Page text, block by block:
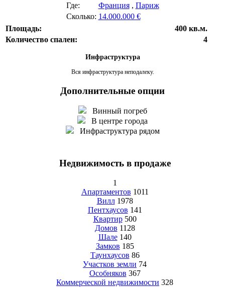
Где:
Франция, Париж
Сколько: 14.000.000 €
Площадь:
400 кв.м.
Количество спален:
4
Инфраструктура
Вся инфраструктура неподалеку.
Дополнительные опции
Винный погреб
В центре города
Инфраструктура рядом
Недвижимость в продаже
1
Апартаментов 1011
Вилл 1978
Пентхаусов 141
Квартир 500
Домов 1128
Шале 140
Замков 185
Таунхаусов 86
Участков земли 74
Особняков 367
Коммерческой недвижимости 328